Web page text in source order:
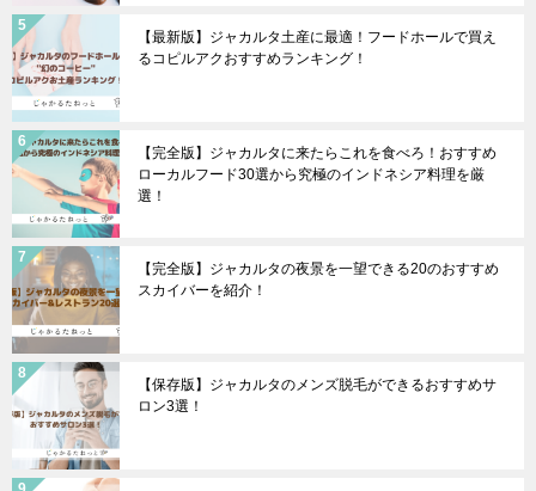
【最新版】ジャカルタ土産に最適！フードホールで買え
るコピルアクおすすめランキング！
【完全版】ジャカルタに来たらこれを食べろ！おすすめ
ローカルフード30選から究極のインドネシア料理を厳
選！
【完全版】ジャカルタの夜景を一望できる20のおすすめ
スカイバーを紹介！
【保存版】ジャカルタのメンズ脱毛ができるおすすめサ
ロン3選！